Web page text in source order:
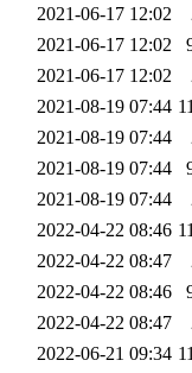
2021-06-17 12:02
2021-06-17 12:02
2021-06-17 12:02
2021-08-19 07:44
2021-08-19 07:44
2021-08-19 07:44
2021-08-19 07:44
2022-04-22 08:46
2022-04-22 08:47
2022-04-22 08:46
2022-04-22 08:47
2022-06-21 09:34